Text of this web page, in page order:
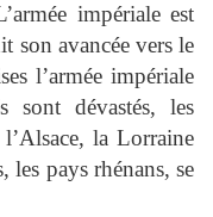
impériale est
son avancée vers le
l’armée impériale
sont dévastés, les
la Lorraine
les pays rhénans, se